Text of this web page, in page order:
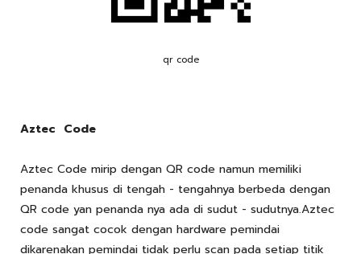
qr code
Aztec Code
Aztec Code mirip dengan QR code namun memiliki
penanda khusus di tengah - tengahnya berbeda dengan
QR code yan penanda nya ada di sudut - sudutnya.Aztec
code sangat cocok dengan hardware pemindai
dikarenakan pemindai tidak perlu scan pada setiap titik